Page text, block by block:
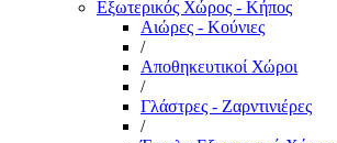
Εξωτερικός Χώρος - Κήπος
Αιώρες - Κούνιες
/
Αποθηκευτικοί Χώροι
/
Γλάστρες - Ζαρντινιέρες
/